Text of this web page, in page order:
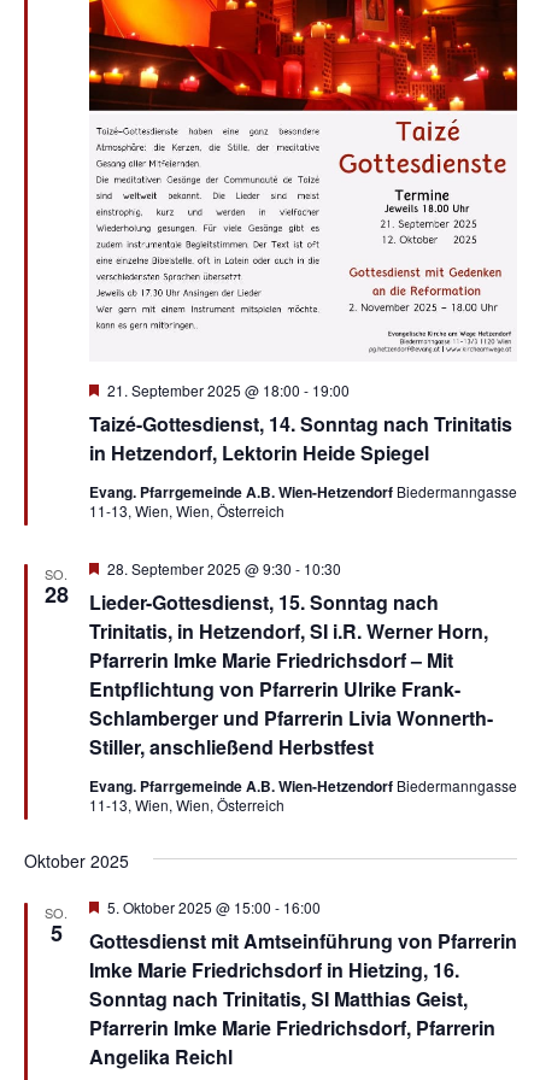
Taizé-Gottesdienst, 14. Sonntag nach Trinitatis
in Hetzendorf, Lektorin Heide Spiegel
Hervorgehoben
21. September 2025 @ 18:00 - 19:00
Evang. Pfarrgemeinde A.B. Wien-Hetzendorf Biedermanngasse
11-13, Wien, Wien, Österreich
SO.
28
Lieder-Gottesdienst, 15. Sonntag nach
Trinitatis, in Hetzendorf, SI i.R. Werner Horn,
Pfarrerin Imke Marie Friedrichsdorf – Mit
Entpflichtung von Pfarrerin Ulrike Frank-
Schlamberger und Pfarrerin Livia Wonnerth-
Stiller, anschließend Herbstfest
Hervorgehoben
28. September 2025 @ 9:30 - 10:30
Evang. Pfarrgemeinde A.B. Wien-Hetzendorf Biedermanngasse
11-13, Wien, Wien, Österreich
Oktober 2025
SO.
5
Gottesdienst mit Amtseinführung von Pfarrerin
Imke Marie Friedrichsdorf in Hietzing, 16.
Sonntag nach Trinitatis, SI Matthias Geist,
Pfarrerin Imke Marie Friedrichsdorf, Pfarrerin
Angelika Reichl
Hervorgehoben
5. Oktober 2025 @ 15:00 - 16:00